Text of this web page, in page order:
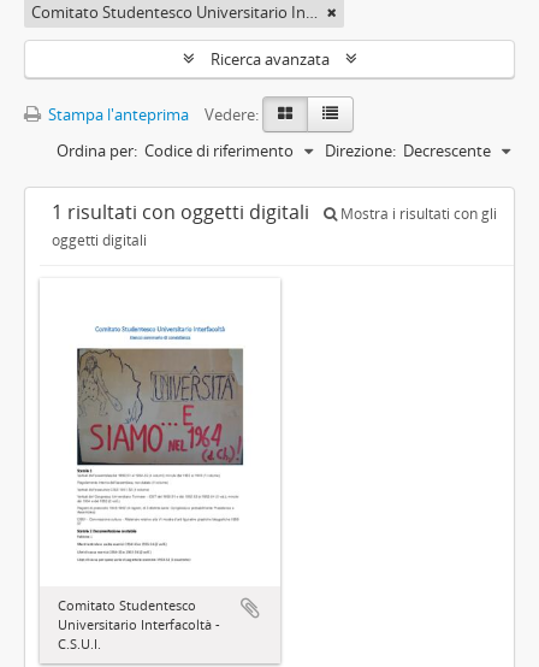
Comitato Studentesco Universitario Interfacoltà - C.S.U.I.
Ricerca avanzata
Stampa l'anteprima
Vedere:
Ordina per: Codice di riferimento Direzione: Decrescente
1 risultati con oggetti digitali
Mostra i risultati con gli
oggetti digitali
Comitato Studentesco
Universitario Interfacoltà -
C.S.U.I.